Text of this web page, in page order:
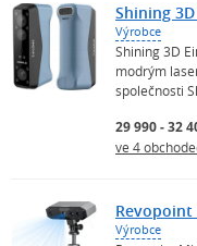
Shining
Výrobce
Shining 3D
modrým
společnosti
29 990 - 32
ve 4
Revopoint
Výrobce